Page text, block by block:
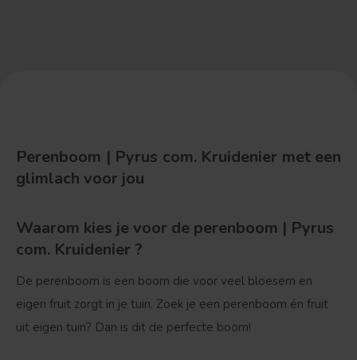
Perenboom | Pyrus com. Kruidenier met een
glimlach voor jou
Waarom kies je voor de perenboom | Pyrus
com. Kruidenier ?
De perenboom is een boom die voor veel bloesem en
eigen fruit zorgt in je tuin. Zoek je een perenboom én fruit
uit eigen tuin? Dan is dit de perfecte boom!